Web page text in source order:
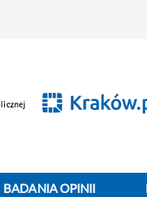
BADANIA OPINII